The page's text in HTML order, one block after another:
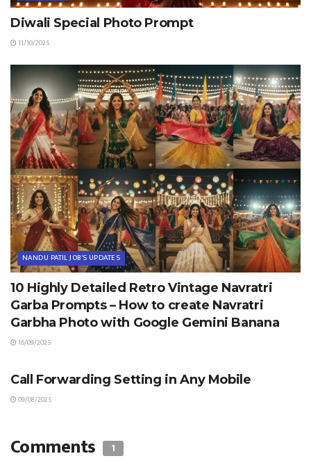
Diwali Special Photo Prompt
11/10/2025
NANDU PATIL JOB'S UPDATES
10 Highly Detailed Retro Vintage Navratri
Garba Prompts – How to create Navratri
Garbha Photo with Google Gemini Banana
16/09/2025
TIPS & TRICKS
Call Forwarding Setting in Any Mobile
09/08/2025
Comments 1